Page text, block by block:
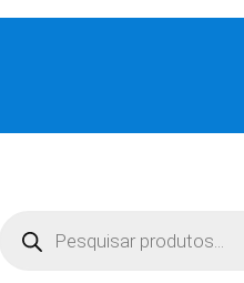
produtos